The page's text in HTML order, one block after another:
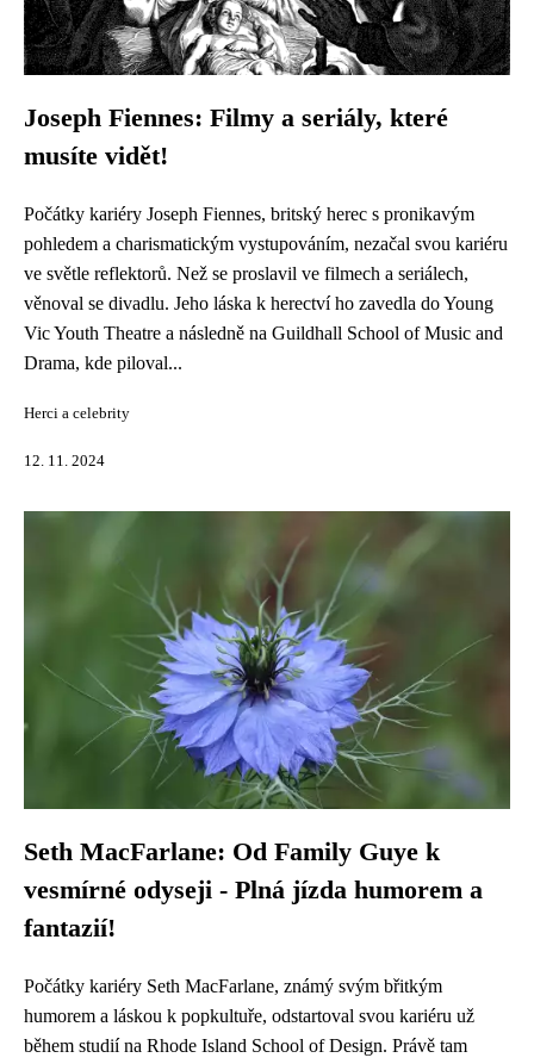
Joseph Fiennes: Filmy a seriály, které
musíte vidět!
Počátky kariéry Joseph Fiennes, britský herec s pronikavým
pohledem a charismatickým vystupováním, nezačal svou kariéru
ve světle reflektorů. Než se proslavil ve filmech a seriálech,
věnoval se divadlu. Jeho láska k herectví ho zavedla do Young
Vic Youth Theatre a následně na Guildhall School of Music and
Drama, kde piloval...
Herci a celebrity
12. 11. 2024
Seth MacFarlane: Od Family Guye k
vesmírné odyseji - Plná jízda humorem a
fantazií!
Počátky kariéry Seth MacFarlane, známý svým břitkým
humorem a láskou k popkultuře, odstartoval svou kariéru už
během studií na Rhode Island School of Design. Právě tam